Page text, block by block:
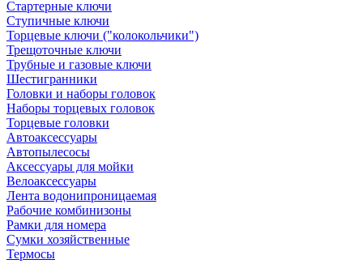
Стартерные ключи
Ступичные ключи
Торцевые ключи ("колокольчики")
Трещоточные ключи
Трубные и газовые ключи
Шестигранники
Головки и наборы головок
Наборы торцевых головок
Торцевые головки
Автоаксессуары
Автопылесосы
Аксессуары для мойки
Велоаксессуары
Лента водонипроницаемая
Рабочие комбинизоны
Рамки для номера
Сумки хозяйственные
Термосы